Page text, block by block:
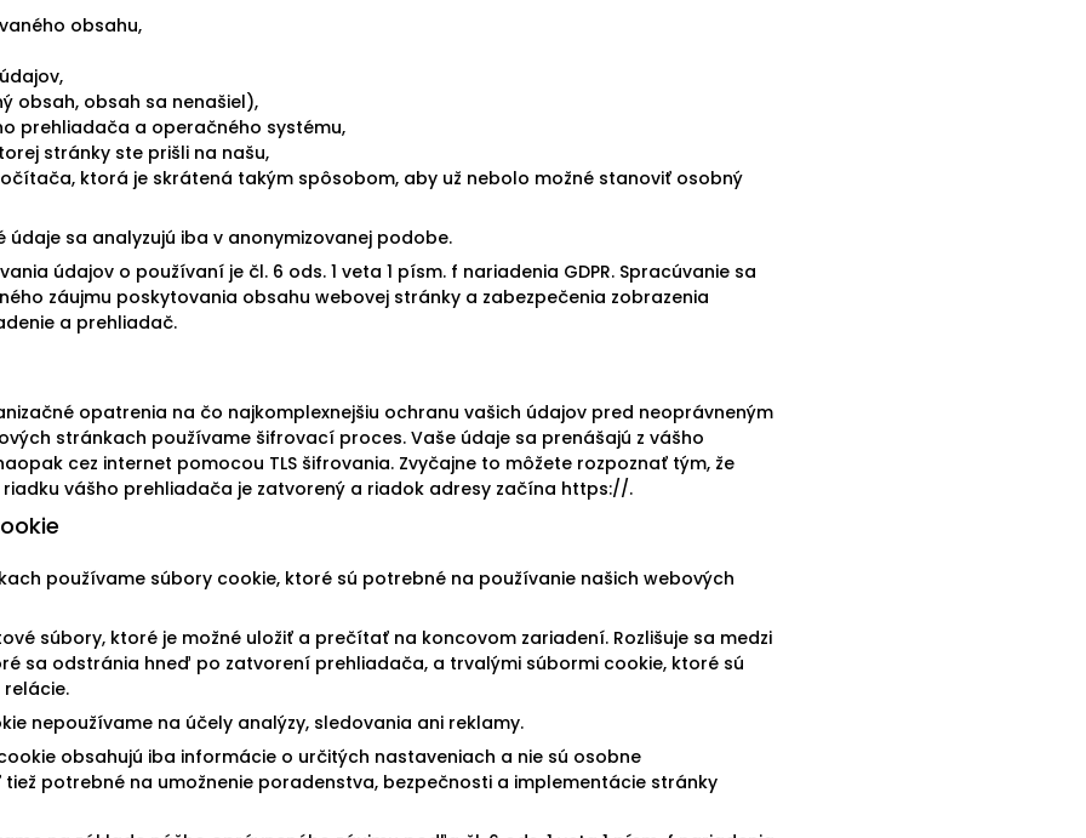
obsahu,
obsah, obsah sa nenašiel),
prehliadača a operačného systému,
stránky ste prišli na našu,
ktorá je skrátená takým spôsobom, aby už nebolo možné stanoviť osobný
údaje sa analyzujú iba v anonymizovanej podobe.
údajov o používaní je čl. 6 ods. 1 veta 1 písm. f nariadenia GDPR. Spracúvanie sa
záujmu poskytovania obsahu webovej stránky a zabezpečenia zobrazenia
a prehliadač.
opatrenia na čo najkomplexnejšiu ochranu vašich údajov pred neoprávneným
stránkach používame šifrovací proces. Vaše údaje sa prenášajú z vášho
cez internet pomocou TLS šifrovania. Zvyčajne to môžete rozpoznať tým, že
vášho prehliadača je zatvorený a riadok adresy začína https://.
používame súbory cookie, ktoré sú potrebné na používanie našich webových
súbory, ktoré je možné uložiť a prečítať na koncovom zariadení. Rozlišuje sa medzi
sa odstránia hneď po zatvorení prehliadača, a trvalými súbormi cookie, ktoré sú
relácie.
nepoužívame na účely analýzy, sledovania ani reklamy.
obsahujú iba informácie o určitých nastaveniach a nie sú osobne
potrebné na umožnenie poradenstva, bezpečnosti a implementácie stránky